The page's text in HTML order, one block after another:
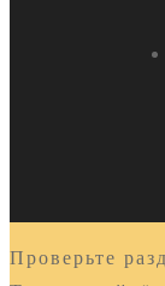
Проверьте